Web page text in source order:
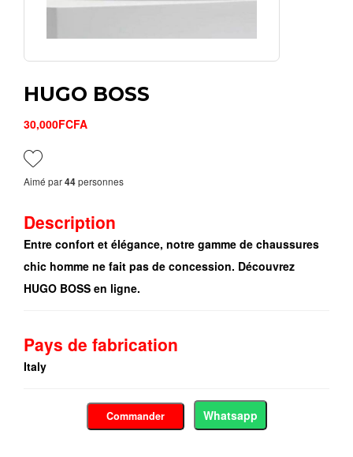
HUGO BOSS
30,000FCFA
Aimé par44personnes
Description
Entre confort et élégance, notre gamme de chaussures
chic homme ne fait pas de concession. Découvrez
HUGO BOSS en ligne.
Pays de fabrication
Italy
Commander Whatsapp